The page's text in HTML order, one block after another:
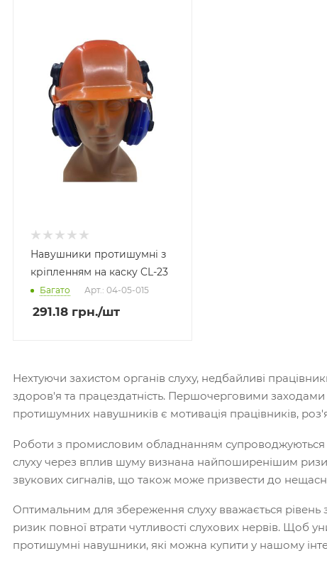
Навушники протишумні з
кріпленням на каску CL-23
Багато Арт.: 04-05-015
291.18 грн./шт
Нехтуючи захистом органів слуху, недбайливі
здоров'я та працездатність. Першочерговими
протишумних навушників є мотивація працівників,
Роботи з промисловим обладнанням супроводжуються
слуху через вплив шуму визнана найпоширенішим
звукових сигналів, що також може призвести до
Оптимальним для збереження слуху вважається
ризик повної втрати чутливості слухових нервів. Щоб
протишумні навушники, які можна купити у нашому